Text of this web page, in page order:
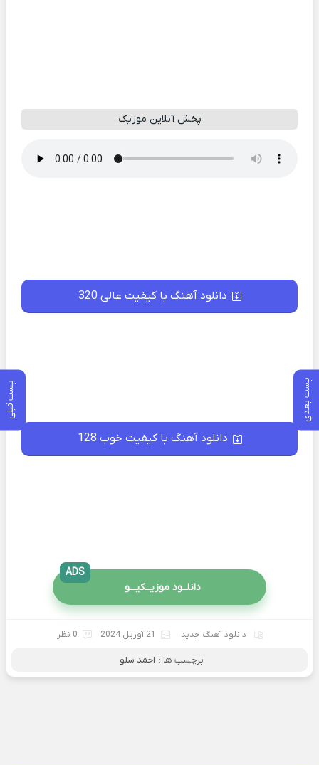
پست بعدی پست قبلی
پخش آنلاین موزیک
دانلود آهنگ با کیفیت عالی 320
دانلود آهنگ با کیفیت خوب 128
دانلــود موزیــکیـــو
ADS
دانلود آهنگ جدید 21 آوریل 2024 0 نظر
برچسب ها : احمد سلو